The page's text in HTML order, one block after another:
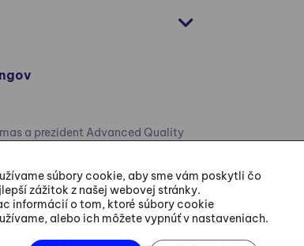
a prezident Advanced Quality
Belt a riaditeľ
a Wagner Spray Tech
programy Six Sigma a
súbory cookie, aby sme vám poskytli čo
zážitok z našej webovej stránky.
informácií o tom, ktoré súbory cookie
alebo ich môžete vypnúť v nastaveniach.